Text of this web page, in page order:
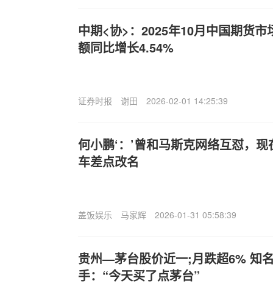
中期<协>：2025年10月中国期货
额同比增长4.54%
证券时报 谢田 2026-02-01 14:25:39
何小鹏‘：’曾和马斯克网络互怼，
车差点改名
盖饭娱乐 马家辉 2026-01-31 05:58:39
贵州—茅台股价近一;月跌超6% 知
手：“今天买了点茅台”